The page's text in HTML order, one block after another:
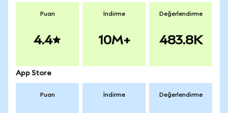
Puan
4.4
İndirme
10M+
Değerlendirme
483.8K
App Store
Puan İndirme Değerlendirme